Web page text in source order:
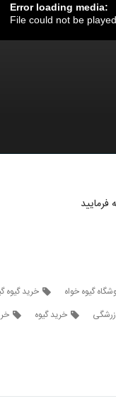
Error loading media:
File could not be played
گیوه خواه خرید گیوه
زرشگی خرید گیوه